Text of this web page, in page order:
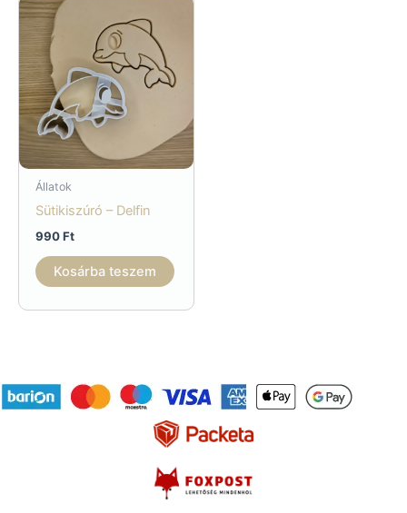
Állatok
Sütikiszúró – Delfin
990Ft
Kosárba teszem